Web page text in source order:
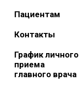
Пациентам
Контакты
График личного
приема
главного врача